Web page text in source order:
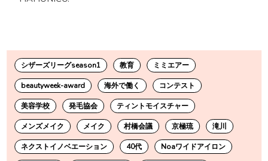
シザーズリーグseason1 教育 ミミエアー
beautyweek-award 海外で働く コンテスト
美容学校 発毛協会 ティントモイスチャー
メンズメイク メイク 村橋会議 京極琉 滝川
ネクストイノベエーション 40代 Noaワイドアイロン